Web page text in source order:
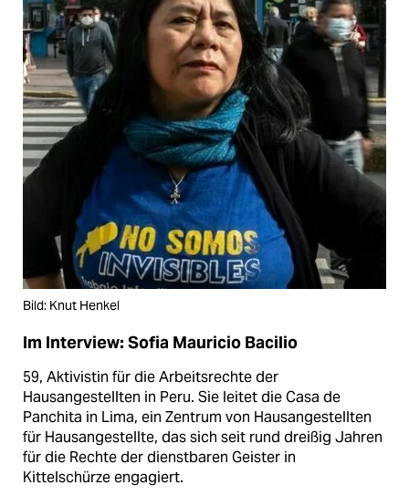
Bild: Knut Henkel
Im Interview: Sofia Mauricio Bacilio
59, Aktivistin für die Arbeitsrechte der
Hausangestellten in Peru. Sie leitet die Casa de
Panchita in Lima, ein Zentrum von Hausangestellten
für Hausangestellte, das sich seit rund dreißig Jahren
für die Rechte der dienstbaren Geister in
Kittelschürze engagiert.